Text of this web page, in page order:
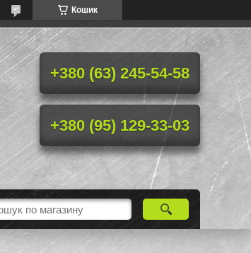
Кошик
+380 (63) 245-54-58
+380 (95) 129-33-03